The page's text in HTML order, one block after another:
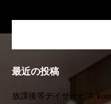
最近の投稿
放課後等デイサービス